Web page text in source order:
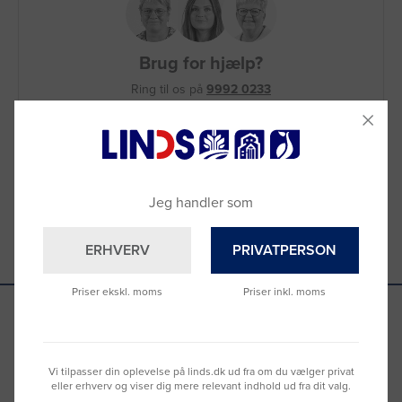
Brug for hjælp?
Ring til os på 9992 0233
Du kan også kontakte din lokale sælger
–se oversigten her
Jeg handler som
ERHVERV
Priser ekskl. moms
PRIVATPERSON
Priser inkl. moms
Vi tilpasser din oplevelse på linds.dk ud fra om du vælger privat
eller erhverv og viser dig mere relevant indhold ud fra dit valg.